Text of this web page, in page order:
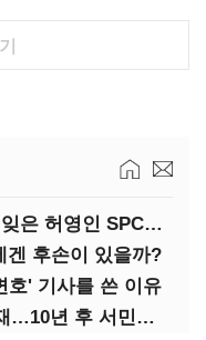
(토마토칼럼)'덕망·도리' 가훈 잊은 허영인 SPC그룹 회장
겐 후손이 있을까?
호' 기사를 쓴 이유
(토마토칼럼)10년 전 어떤 취재…10년 후 서민석·박상용